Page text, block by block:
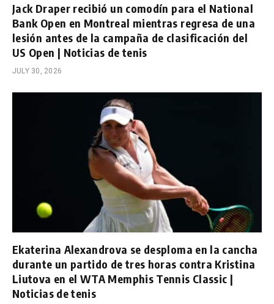
Jack Draper recibió un comodín para el National
Bank Open en Montreal mientras regresa de una
lesión antes de la campaña de clasificación del
US Open | Noticias de tenis
JULY 30, 2026
Ekaterina Alexandrova se desploma en la cancha
durante un partido de tres horas contra Kristina
Liutova en el WTA Memphis Tennis Classic |
Noticias de tenis